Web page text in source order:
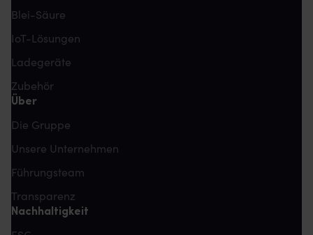
Blei-Säure
IoT-Lösungen
Ladegeräte
Zubehör
Über
Die Gruppe
Unsere Unternehmen
Führungsteam
Transparenz
Nachhaltigkeit